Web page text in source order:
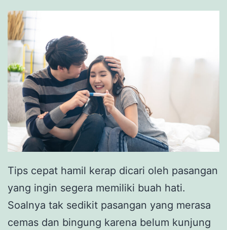
Tips cepat hamil kerap dicari oleh pasangan
yang ingin segera memiliki buah hati.
Soalnya tak sedikit pasangan yang merasa
cemas dan bingung karena belum kunjung